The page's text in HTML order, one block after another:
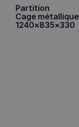
Partition
Cage métallique
1240x835x330